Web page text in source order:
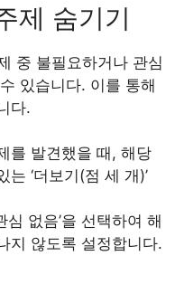
제 숨기기
중 불필요하거나 관심
있습니다. 이를 통해
다.
를 발견했을 때, 해당
‘더보기(점 세 개)’
심 없음’을 선택하여 해
지 않도록 설정합니다.